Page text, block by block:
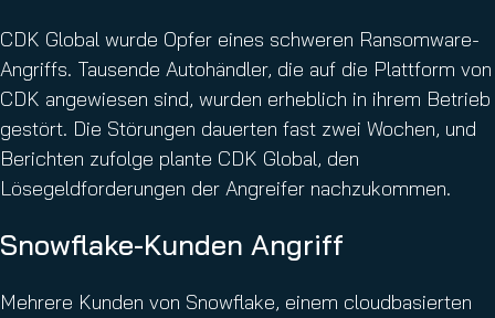
CDK Global wurde Opfer eines schweren Ransomware-
Angriffs. Tausende Autohändler, die auf die Plattform von
CDK angewiesen sind, wurden erheblich in ihrem Betrieb
gestört. Die Störungen dauerten fast zwei Wochen, und
Berichten zufolge plante CDK Global, den
Lösegeldforderungen der Angreifer nachzukommen.
Snowflake-Kunden Angriff
Mehrere Kunden von Snowflake, einem cloudbasierten